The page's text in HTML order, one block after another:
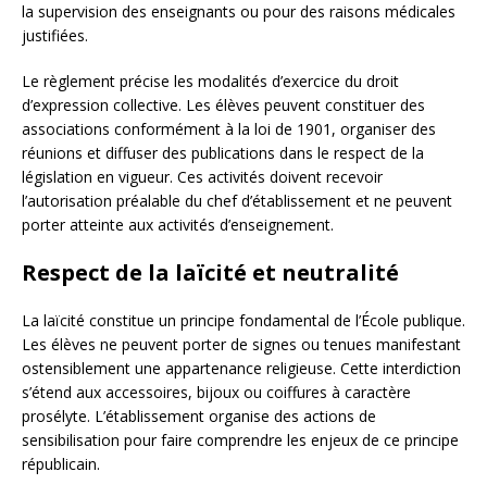
la supervision des enseignants ou pour des raisons médicales
justifiées.
Le règlement précise les modalités d’exercice du droit
d’expression collective. Les élèves peuvent constituer des
associations conformément à la loi de 1901, organiser des
réunions et diffuser des publications dans le respect de la
législation en vigueur. Ces activités doivent recevoir
l’autorisation préalable du chef d’établissement et ne peuvent
porter atteinte aux activités d’enseignement.
Respect de la laïcité et neutralité
La laïcité constitue un principe fondamental de l’École publique.
Les élèves ne peuvent porter de signes ou tenues manifestant
ostensiblement une appartenance religieuse. Cette interdiction
s’étend aux accessoires, bijoux ou coiffures à caractère
prosélyte. L’établissement organise des actions de
sensibilisation pour faire comprendre les enjeux de ce principe
républicain.